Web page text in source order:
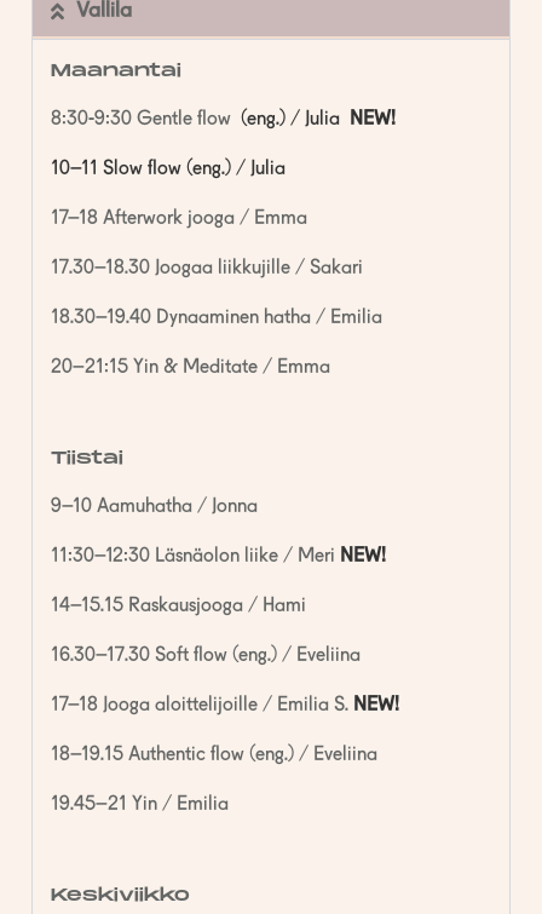
Vallila
Maanantai
8:30-9:30 Gentle flow (eng.) / Julia NEW!
10–11 Slow flow (eng.) / Julia
17–18 Afterwork jooga / Emma
17.30–18.30 Joogaa liikkujille / Sakari
18.30–19.40 Dynaaminen hatha / Emilia
20–21:15 Yin & Meditate / Emma
Tiistai
9–10 Aamuhatha / Jonna
11:30–12:30 Läsnäolon liike / Meri NEW!
14–15.15 Raskausjooga / Hami
16.30–17.30 Soft flow (eng.) / Eveliina
17–18 Jooga aloittelijoille / Emilia S. NEW!
18–19.15 Authentic flow (eng.) / Eveliina
19.45–21 Yin / Emilia
Keskiviikko